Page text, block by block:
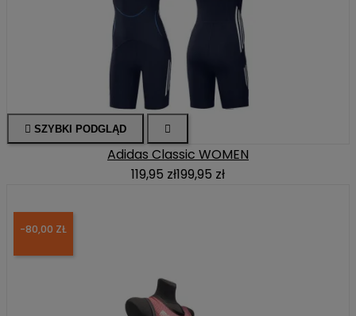
 SZYBKI PODGLĄD 
Adidas Classic WOMEN
119,95 zł199,95 zł
-80,00 ZŁ